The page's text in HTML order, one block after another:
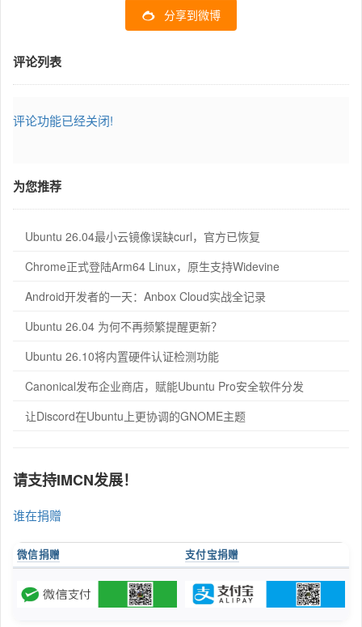
分享到微博
评论列表
评论功能已经关闭!
为您推荐
Ubuntu 26.04最小云镜像误缺curl，官方已恢复
Chrome正式登陆Arm64 Linux，原生支持Widevine
Android开发者的一天：Anbox Cloud实战全记录
Ubuntu 26.04 为何不再频繁提醒更新？
Ubuntu 26.10将内置硬件认证检测功能
Canonical发布企业商店，赋能Ubuntu Pro安全软件分发
让Discord在Ubuntu上更协调的GNOME主题
请支持IMCN发展！
谁在捐赠
微信捐赠 支付宝捐赠